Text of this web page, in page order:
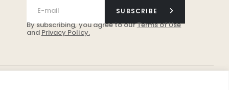
SUBSCRIBE
By subscribing, you agree to ourTerms of Use
and Privacy Policy.